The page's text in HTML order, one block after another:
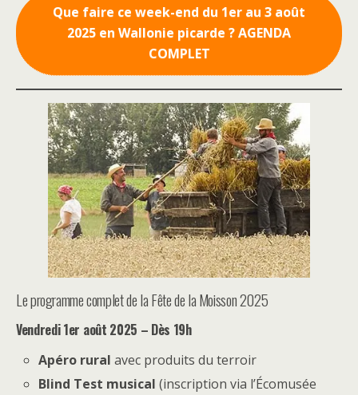
Que faire ce week-end du 1er au 3 août
2025 en Wallonie picarde ? AGENDA
COMPLET
Le programme complet de la Fête de la Moisson 2025
Vendredi 1er août 2025 – Dès 19h
Apéro rural avec produits du terroir
Blind Test musical (inscription via l’Écomusée